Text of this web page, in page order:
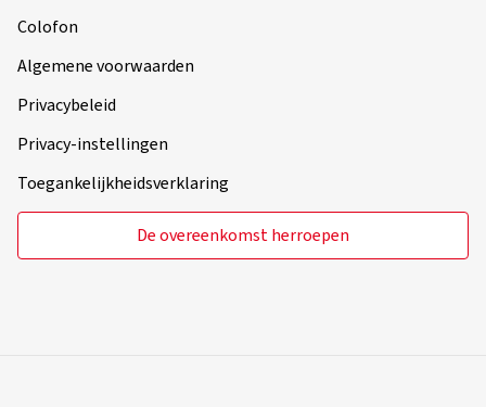
Colofon
Algemene voorwaarden
Privacybeleid
Privacy-instellingen
Toegankelijkheidsverklaring
De overeenkomst herroepen